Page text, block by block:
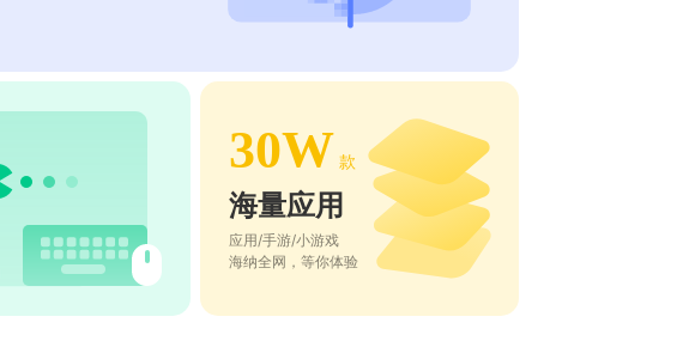
30W 款
海量应用
应用/手游/小游戏
海纳全网，等你体验